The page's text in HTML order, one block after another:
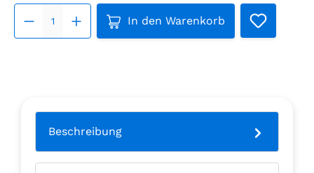
Produkt Anzahl: Gib den
In den Warenkorb
Beschreibung